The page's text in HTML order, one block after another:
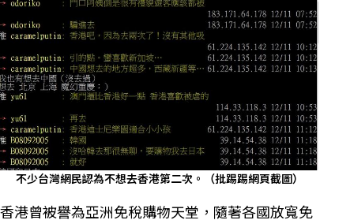
不少台灣網民認為不想去香港第二次。（批踢踢網頁截圖）
香港曾被譽為亞洲免稅購物天堂，隨著各國放寬免